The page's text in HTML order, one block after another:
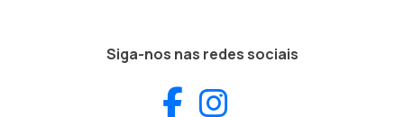
Siga-nos nas redes sociais
Facebook